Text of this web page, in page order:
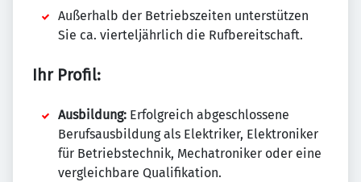
Außerhalb der Betriebszeiten unterstützen
Sie ca. vierteljährlich die Rufbereitschaft.
Ihr Profil:
Ausbildung: Erfolgreich abgeschlossene
Berufsausbildung als Elektriker, Elektroniker
für Betriebstechnik, Mechatroniker oder eine
vergleichbare Qualifikation.